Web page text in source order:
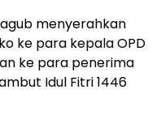
menyerahkan
ke para kepala OPD
ke para penerima
Idul Fitri 1446